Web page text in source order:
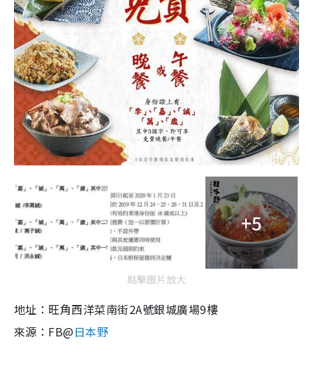
+5
點擊圖片放大
地址：旺角西洋菜南街2A號銀城廣場9樓
來源：FB@日本野